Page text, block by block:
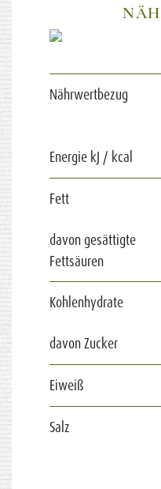
Nährwertbezug
Energie kJ / kcal
Fett
davon gesättigte
Fettsäuren
Kohlenhydrate
davon Zucker
Eiweiß
Salz